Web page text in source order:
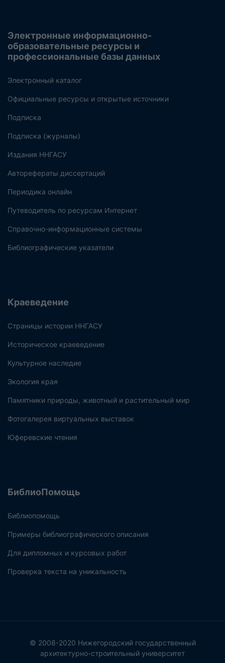
Электронные информационно-
образовательные ресурсы и
профессиональные базы данных
Электронный каталог
Официальные ресурсы и открытые источники
Подписка
Подписка (журналы)
Издания ННГАСУ
Авторефераты диссертаций
Периодика онлайн
Путеводитель по ресурсам Интернет
Справочно-информационные системы
Библиографические указатели
Краеведение
Страницы истории ННГАСУ
Историческое краеведение
Культурное наследие
Экология края
Памятники природы, животный и растительный мир
Фотогалерея виртуальных выставок
Юферевские чтения
БиблиоПомощь
Библиопомощь
Примеры библиографического описания
Для дипломных и курсовых работ
Проверка текста на уникальность
© 2008-2020 Нижегородский государственный
архитектурно-строительный университет